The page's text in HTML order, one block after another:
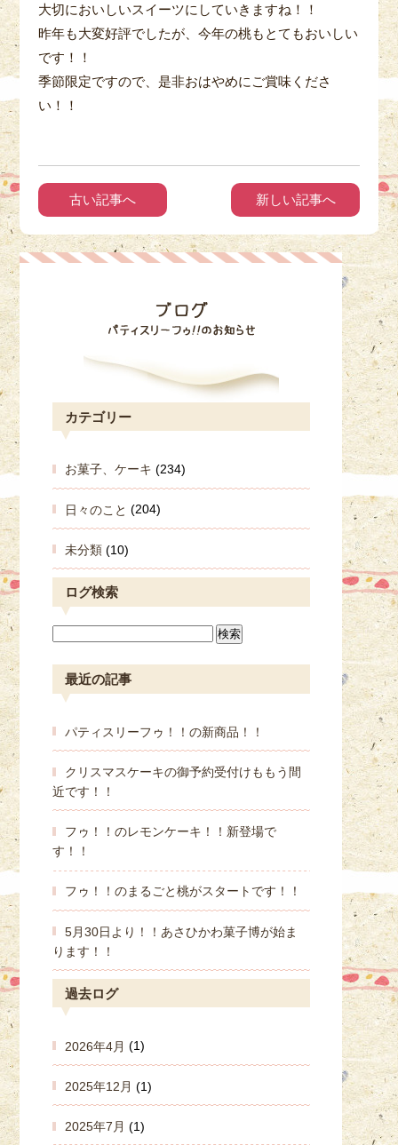
大切においしいスイーツにしていきますね！！
昨年も大変好評でしたが、今年の桃もとてもおいしい
です！！
季節限定ですので、是非おはやめにご賞味くださ
い！！
古い記事へ 新しい記事へ
カテゴリー
お菓子、ケーキ (234)
日々のこと (204)
未分類 (10)
ログ検索
最近の記事
パティスリーフゥ！！の新商品！！
クリスマスケーキの御予約受付けももう間
近です！！
フゥ！！のレモンケーキ！！新登場で
す！！
フゥ！！のまるごと桃がスタートです！！
5月30日より！！あさひかわ菓子博が始ま
ります！！
過去ログ
2026年4月 (1)
2025年12月 (1)
2025年7月 (1)